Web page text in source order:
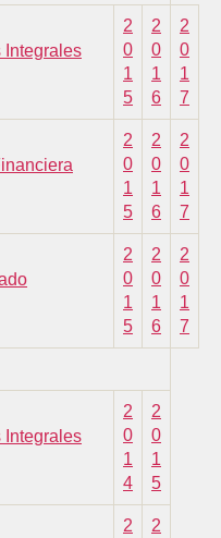
Integrales
2
0
1
5
2
0
1
6
2
0
1
7
2
0
1
5
2
0
1
6
2
0
1
7
2
0
1
5
2
0
1
6
2
0
1
7
Integrales
2
0
1
4
2
0
1
5
2
2